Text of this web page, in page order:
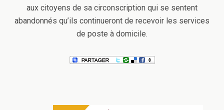
aux citoyens de sa circonscription qui se sentent
abandonnés qu’ils continueront de recevoir les services
de poste à domicile.